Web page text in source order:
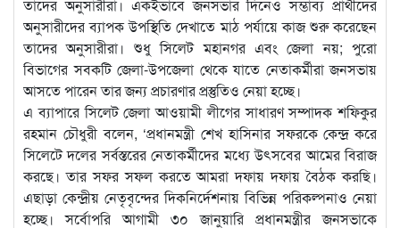
তাদের অনুসারীরা। একইভাবে জনসভার দিনেও সম্ভাব্য প্রার্থীদের
অনুসারীদের ব্যাপক উপস্থিতি দেখাতে মাঠ পর্যায়ে কাজ শুরু করেছেন
তাদের অনুসারীরা। শুধু সিলেট মহানগর এবং জেলা নয়; পুরো
বিভাগের সবকটি জেলা-উপজেলা থেকে যাতে নেতাকর্মীরা জনসভায়
আসতে পারেন তার জন্য প্রচারণার প্রস্তুতিও নেয়া হচ্ছে।
এ ব্যাপারে সিলেট জেলা আওয়ামী লীগের সাধারণ সম্পাদক শফিকুর
রহমান চৌধুরী বলেন, ‘প্রধানমন্ত্রী শেখ হাসিনার সফরকে কেন্দ্র করে
সিলেটে দলের সর্বস্তরের নেতাকর্মীদের মধ্যে উৎসবের আমের বিরাজ
করছে। তার সফর সফল করতে আমরা দফায় দফায় বৈঠক করছি।
এছাড়া কেন্দ্রীয় নেতৃবৃন্দের দিকনির্দেশনায় বিভিন্ন পরিকল্পনাও নেয়া
হচ্ছে। সর্বোপরি আগামী ৩০ জানুয়ারি প্রধানমন্ত্রীর জনসভাকে